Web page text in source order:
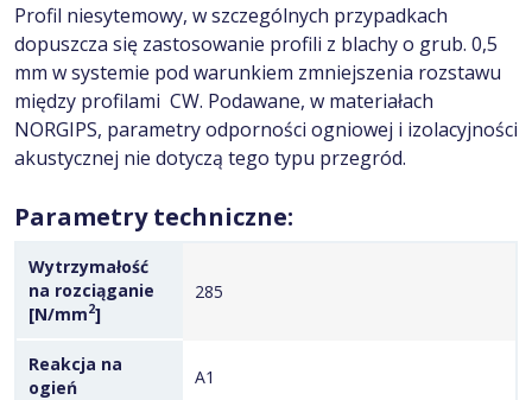
Profil niesytemowy, w szczególnych przypadkach
dopuszcza się zastosowanie profili z blachy o grub. 0,5
mm w systemie pod warunkiem zmniejszenia rozstawu
między profilami CW. Podawane, w materiałach
NORGIPS, parametry odporności ogniowej i izolacyjności
akustycznej nie dotyczą tego typu przegród.
Parametry techniczne:
Wytrzymałość
na rozciąganie
[N/mm2]
285
Reakcja na
ogień
A1